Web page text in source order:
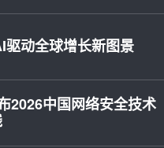
驱动全球增长新图景
2026中国网络安全技术